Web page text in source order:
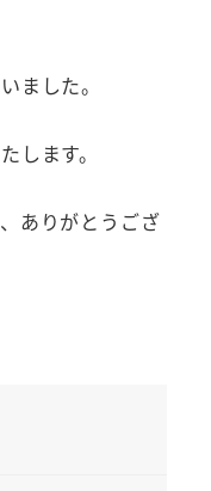
ました。
します。
ありがとうござ